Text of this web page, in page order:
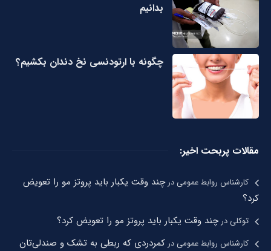
بدانیم
چگونه با ارتودنسی نخ دندان بکشیم؟
مقالات پربحت اخیر:
کارشناس روابط عمومیدرچند وقت یکبار باید پروتز مو را تعویض
کرد؟
توکلیدرچند وقت یکبار باید پروتز مو را تعویض کرد؟
کارشناس روابط عمومیدر کمردردی که ربطی به تشک و صندلی‌تان